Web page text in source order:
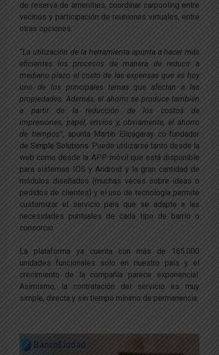
de reserva de amenities, coordinar carpooling entre
vecinos y participación de reuniones virtuales, entre
otras opciones.
“La utilización de la herramienta apunta a hacer más
eficientes los procesos de manera de reducir a
mediano plazo el costo de las expensas que es hoy
uno de los principales temas que afectan a las
propiedades. Además, el ahorro se produce también
a partir de la reducción de los costos de
impresiones, papel, envíos y, obviamente, el ahorro
de tiempos”, apunta Martín Eliçagaray co-fundador
de Simple Solutions. Puede utilizarse tanto desde la
web como desde la APP móvil que está disponible
para sistemas IOS y Android y la gran cantidad de
módulos diseñados (muchas veces sobre ideas o
pedidos de clientes) y el uso de tecnología permite
customizar el servicio para que se adapte a las
necesidades puntuales de cada tipo de barrio o
consorcio.
La plataforma ya cuenta con más de 165.000
unidades funcionales solo en nuestro país y el
crecimiento de la compañía parece exponencial.
Asimismo, la contratación del servicio es muy
simple, directa y sin tiempo mínimo de permanencia.